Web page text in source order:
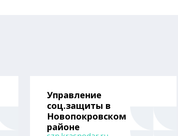
Управление
соц.защиты в
Новопокровском
районе